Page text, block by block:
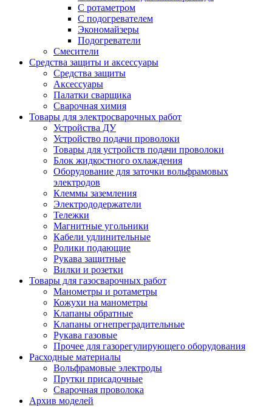
С ротаметром
С подогревателем
Экономайзеры
Подогреватели
Смесители
Средства защиты и аксессуары
Средства защиты
Аксессуары
Палатки сварщика
Сварочная химия
Товары для электросварочных работ
Устройства ДУ
Устройство подачи проволоки
Товары для устройств подачи проволоки
Блок жидкостного охлаждения
Оборудование для заточки вольфрамовых
электродов
Клеммы заземления
Электрододержатели
Тележки
Магнитные угольники
Кабели удлинительные
Ролики подающие
Рукава защитные
Вилки и розетки
Товары для газосварочных работ
Манометры и ротаметры
Кожухи на манометры
Клапаны обратные
Клапаны огнепреградительные
Рукава газовые
Прочее для газорегулирующего оборудования
Расходные материалы
Вольфрамовые электроды
Прутки присадочные
Сварочная проволока
Архив моделей